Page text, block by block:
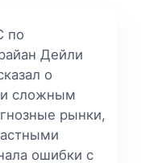
по
Дейли
о
и сложным
рынки,
ошибки с